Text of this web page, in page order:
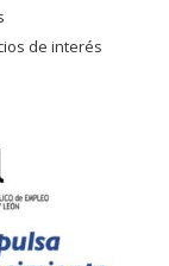
de interés